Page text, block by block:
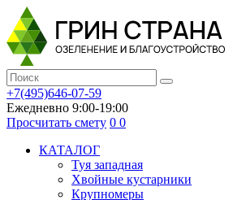
+7(495)646-07-59
Ежедневно 9:00-19:00
Просчитать смету 0 0
КАТАЛОГ
Туя западная
Хвойные кустарники
Крупномеры